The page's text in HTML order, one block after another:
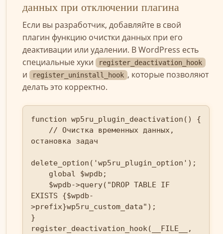
данных при отключении плагина
Если вы разработчик, добавляйте в свой
плагин функцию очистки данных при его
деактивации или удалении. В WordPress есть
специальные хуки
register_deactivation_hook
и register_uninstall_hook , которые позволяют
делать это корректно.
function wp5ru_plugin_deactivation() {
остановка задач
delete_option('wp5ru_plugin_option');
EXISTS {$wpdb-
>prefix}wp5ru_custom_data");
}
register_deactivation_hook(__FILE__,